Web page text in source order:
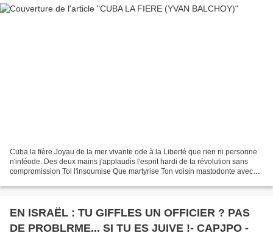
Cuba la fière Joyau de la mer vivante ode à la Liberté que rien ni personne
n'inféode. Des deux mains j'applaudis l'esprit hardi de ta révolution sans
compromission Toi l'insoumise Que martyrise Ton voisin mastodonte avec
EN ISRAËL : TU GIFFLES UN OFFICIER ? PAS
DE PROBLRME... SI TU ES JUIVE !- CAPJPO -